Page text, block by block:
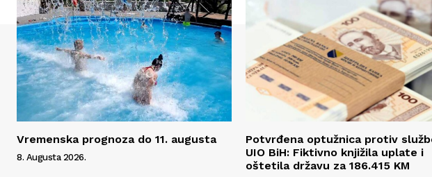
Vremenska prognoza do 11. augusta
8. Augusta 2026.
Potvrđena optužnica protiv
UIO BiH: Fiktivno knjižila uplate i
oštetila državu za 186.415 KM